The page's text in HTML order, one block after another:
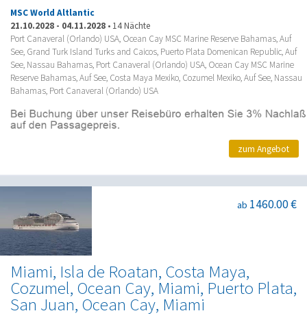
MSC World Altlantic
21.10.2028 - 04.11.2028 • 14 Nächte
Port Canaveral (Orlando) USA, Ocean Cay MSC Marine Reserve Bahamas, Auf
See, Grand Turk Island Turks and Caicos, Puerto Plata Domenican Republic, Auf
See, Nassau Bahamas, Port Canaveral (Orlando) USA, Ocean Cay MSC Marine
Reserve Bahamas, Auf See, Costa Maya Mexiko, Cozumel Mexiko, Auf See, Nassau
Bahamas, Port Canaveral (Orlando) USA
zum Angebot
Miami, Isla de Roatan, Costa Maya,
Cozumel, Ocean Cay, Miami, Puerto Plata,
San Juan, Ocean Cay, Miami
ab 1460.00 €